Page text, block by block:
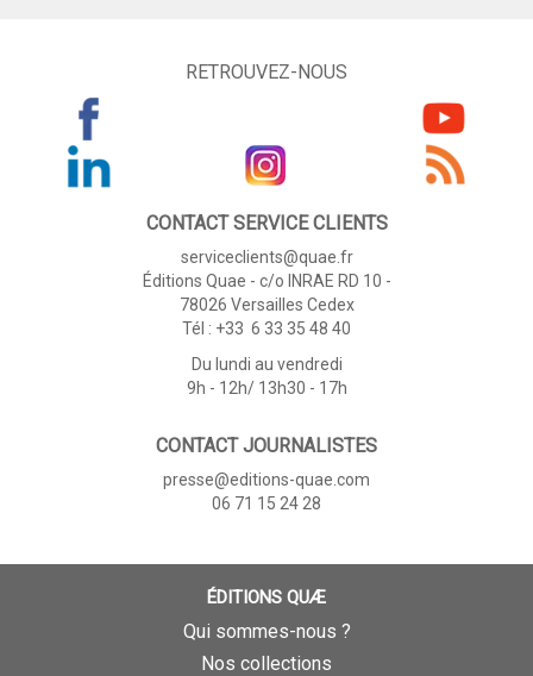
RETROUVEZ-NOUS
CONTACT SERVICE CLIENTS
serviceclients@quae.fr
Éditions Quae - c/o INRAE RD 10 -
78026 Versailles Cedex
Tél : +33 6 33 35 48 40
Du lundi au vendredi
9h - 12h/ 13h30 - 17h
CONTACT JOURNALISTES
presse@editions-quae.com
06 71 15 24 28
ÉDITIONS QUÆ
Qui sommes-nous ?
Nos collections